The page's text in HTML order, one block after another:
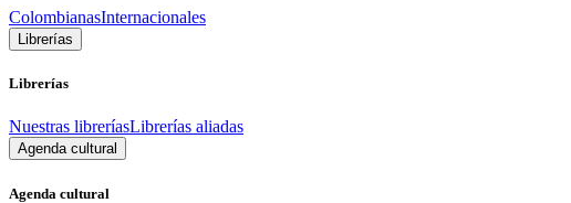
ColombianasInternacionales
Librerías
Librerías
Nuestras libreríasLibrerías aliadas
Agenda cultural
Agenda cultural